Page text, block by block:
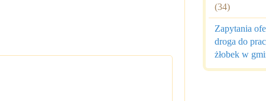
(34)
Zapytania
droga do
żłobek w